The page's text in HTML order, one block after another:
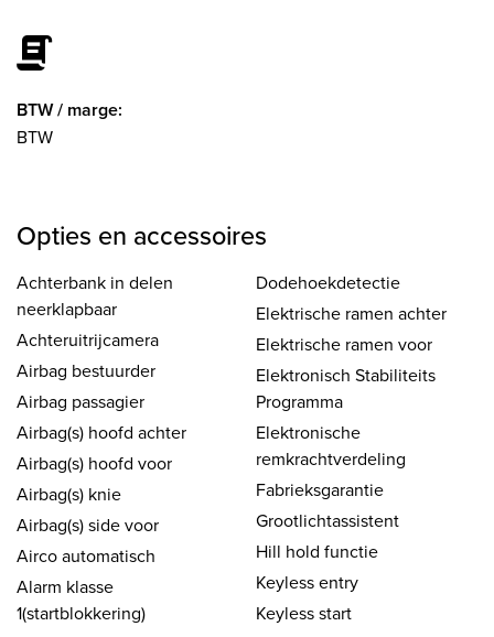
BTW / marge:
BTW
Opties en accessoires
Achterbank in delen
neerklapbaar
Achteruitrijcamera
Airbag bestuurder
Airbag passagier
Airbag(s) hoofd achter
Airbag(s) hoofd voor
Airbag(s) knie
Airbag(s) side voor
Airco automatisch
Alarm klasse
1(startblokkering)
Dodehoekdetectie
Elektrische ramen achter
Elektrische ramen voor
Elektronisch Stabiliteits
Programma
Elektronische
remkrachtverdeling
Fabrieksgarantie
Grootlichtassistent
Hill hold functie
Keyless entry
Keyless start